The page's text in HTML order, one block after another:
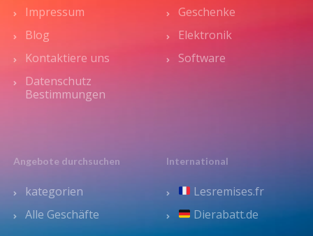
Impressum
Blog
Kontaktiere uns
Datenschutz
Bestimmungen
Geschenke
Elektronik
Software
Angebote durchsuchen
kategorien
Alle Geschäfte
International
Lesremises.fr
Dierabatt.de